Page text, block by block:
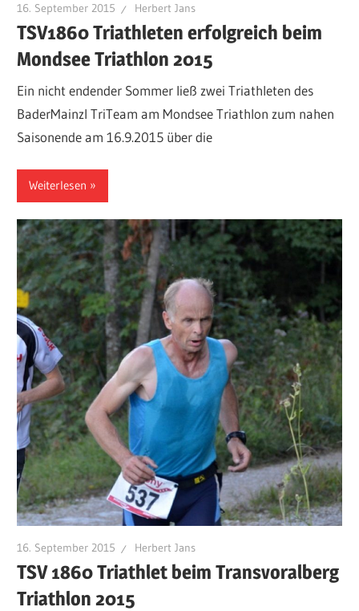
16. September 2015 Herbert Jans
TSV1860 Triathleten erfolgreich beim
Mondsee Triathlon 2015
Ein nicht endender Sommer ließ zwei Triathleten des
BaderMainzl TriTeam am Mondsee Triathlon zum nahen
Saisonende am 16.9.2015 über die
Weiterlesen
16. September 2015 Herbert Jans
TSV 1860 Triathlet beim Transvoralberg
Triathlon 2015